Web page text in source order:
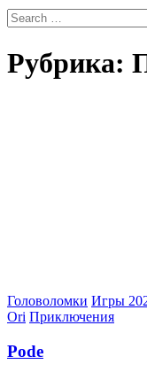
Search
for:
Рубрика:
Posted
in
Головоломки Игры
Ori Приключения
Pode